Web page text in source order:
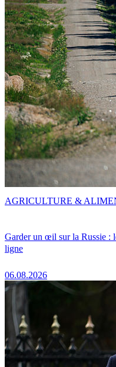
Garder un œil sur la Russie :
ligne
06.08.2026
AGRICULTURE &